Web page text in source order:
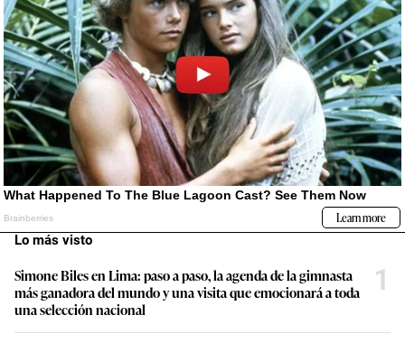
Lo más visto
Simone Biles en Lima: paso a paso, la agenda de la gimnasta
más ganadora del mundo y una visita que emocionará a toda
una selección nacional
1